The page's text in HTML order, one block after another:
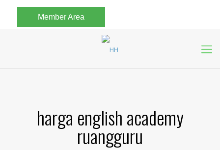
Member Area
harga english academy
ruangguru